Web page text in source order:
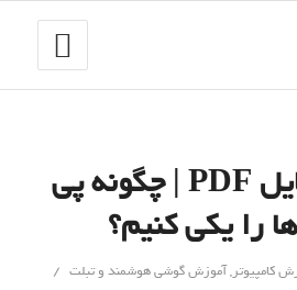
ادغام چند فایل PDF | چگونه پی
را یکی کنیم؟
کامپیوتر,آموزش گوشی هوشمند و تبلت /